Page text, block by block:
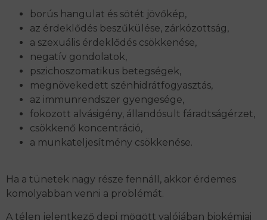
borús hangulat és sötét jövőkép,
az érdeklődés beszűkülése, zárkózottság,
a szexuális érdeklődés csökkenése,
negatív gondolatok,
pszichoszomatikus betegségek,
megnövekedett szénhidrátfogyasztás,
az immunrendszer gyengesége,
fokozott alvásigény, állandósult fáradtságérzet,
csökkenő koncentráció,
a munkateljesítmény csökkenése.
Ha a tünetek nagy része fennáll, akkor érdemes
komolyabban venni a problémát.
A télen jelentkező depi mögött valójában biokémiai